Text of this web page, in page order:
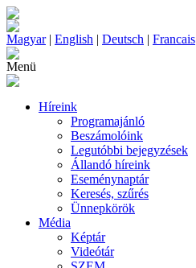
Magyar| English | Deutsch | Francais
Menü
Híreink
Programajánló
Beszámolóink
Legutóbbi bejegyzések
Állandó híreink
Eseménynaptár
Keresés, szűrés
Ünnepkörök
Média
Képtár
Videótár